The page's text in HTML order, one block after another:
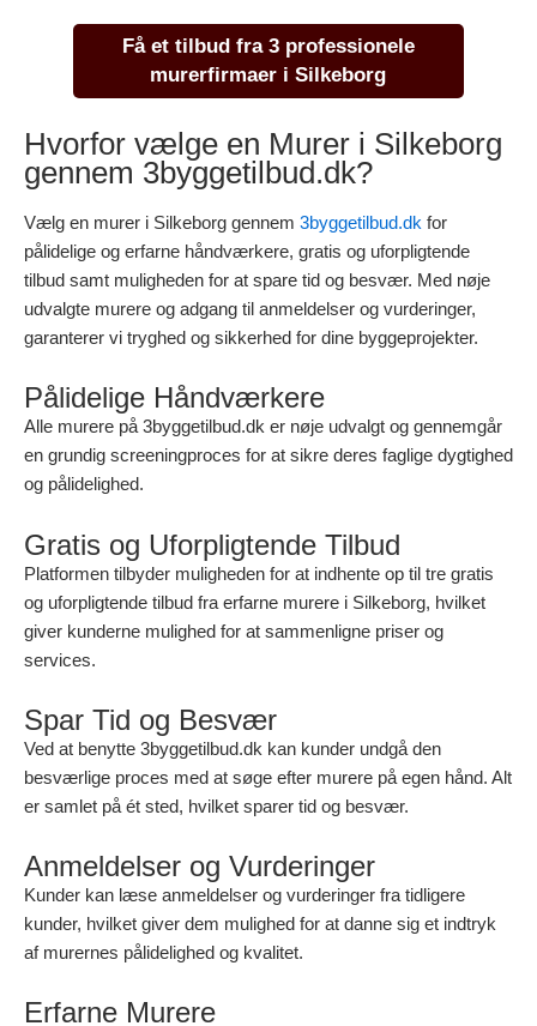
Få et tilbud fra 3 professionele
murerfirmaer i Silkeborg
Hvorfor vælge en Murer i Silkeborg
gennem 3byggetilbud.dk?
Vælg en murer i Silkeborg gennem 3byggetilbud.dk for
pålidelige og erfarne håndværkere, gratis og uforpligtende
tilbud samt muligheden for at spare tid og besvær. Med nøje
udvalgte murere og adgang til anmeldelser og vurderinger,
garanterer vi tryghed og sikkerhed for dine byggeprojekter.
Pålidelige Håndværkere
Alle murere på 3byggetilbud.dk er nøje udvalgt og gennemgår
en grundig screeningproces for at sikre deres faglige dygtighed
og pålidelighed.
Gratis og Uforpligtende Tilbud
Platformen tilbyder muligheden for at indhente op til tre gratis
og uforpligtende tilbud fra erfarne murere i Silkeborg, hvilket
giver kunderne mulighed for at sammenligne priser og
services.
Spar Tid og Besvær
Ved at benytte 3byggetilbud.dk kan kunder undgå den
besværlige proces med at søge efter murere på egen hånd. Alt
er samlet på ét sted, hvilket sparer tid og besvær.
Anmeldelser og Vurderinger
Kunder kan læse anmeldelser og vurderinger fra tidligere
kunder, hvilket giver dem mulighed for at danne sig et indtryk
af murernes pålidelighed og kvalitet.
Erfarne Murere